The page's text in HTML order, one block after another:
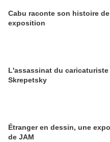
Cabu raconte son histoire de
exposition
L'assassinat du caricaturiste
Skrepetsky
Étranger en dessin, une
de JAM